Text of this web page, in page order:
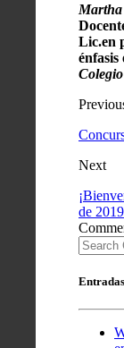
Lic.en
Next
de 2019